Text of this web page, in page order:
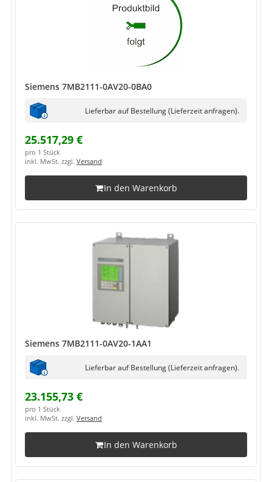
Siemens 7MB2111-0AV20-0BA0
Lieferbar auf Bestellung (Lieferzeit anfragen).
25.517,29 €
pro 1 Stück
inkl. MwSt. zzgl. Versand
In den Warenkorb
Siemens 7MB2111-0AV20-1AA1
Lieferbar auf Bestellung (Lieferzeit anfragen).
23.155,73 €
pro 1 Stück
inkl. MwSt. zzgl. Versand
In den Warenkorb